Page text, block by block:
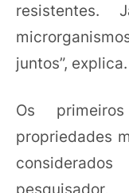
resistentes.
juntos”, explica.
Os
propriedades